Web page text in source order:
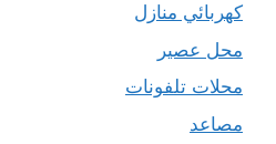
كهربائي منازل
محل عصير
محلات تلفونات
مصاعد